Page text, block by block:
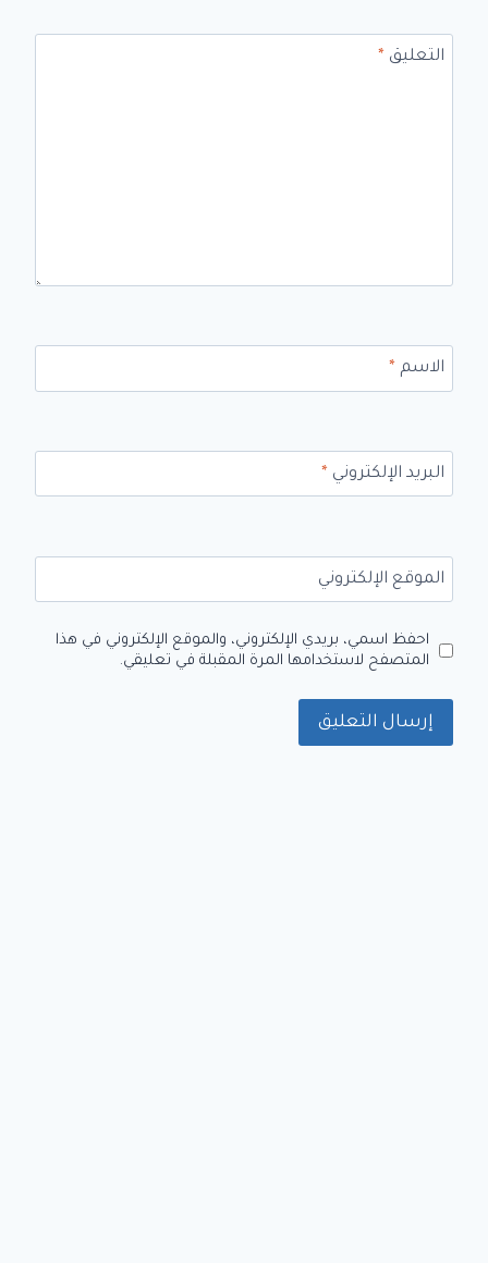
التعليق*
الاسم*
البريد الإلكتروني*
الموقع الإلكتروني
احفظ اسمي، بريدي الإلكتروني، والموقع الإلكتروني في هذا
المتصفح لاستخدامها المرة المقبلة في تعليقي.